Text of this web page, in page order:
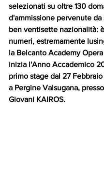
selezionati su oltre 130
d'ammissione pervenute
ben ventisette nazionalità:
numeri, estremamente
la Belcanto Academy
inizia l'Anno Accademico
primo stage dal 27
a Pergine Valsugana,
Giovani KAIROS.